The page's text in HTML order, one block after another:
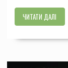
ЧИТАТИ ДАЛІ